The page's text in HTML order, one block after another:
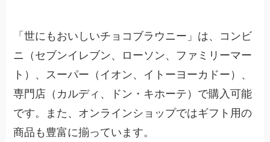
「世にもおいしいチョコブラウニー」は、コンビ
ニ（セブンイレブン、ローソン、ファミリーマー
ト）、スーパー（イオン、イトーヨーカドー）、
専門店（カルディ、ドン・キホーテ）で購入可能
です。また、オンラインショップではギフト用の
商品も豊富に揃っています。